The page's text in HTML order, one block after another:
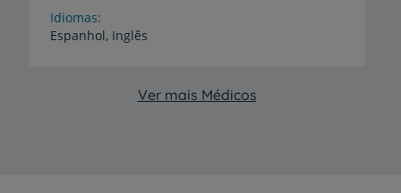
Idiomas
Espanhol, Inglês
Ver mais Médicos